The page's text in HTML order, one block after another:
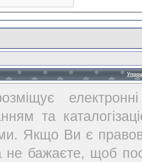
та
Якщо Ви є
не бажаєте, щоб